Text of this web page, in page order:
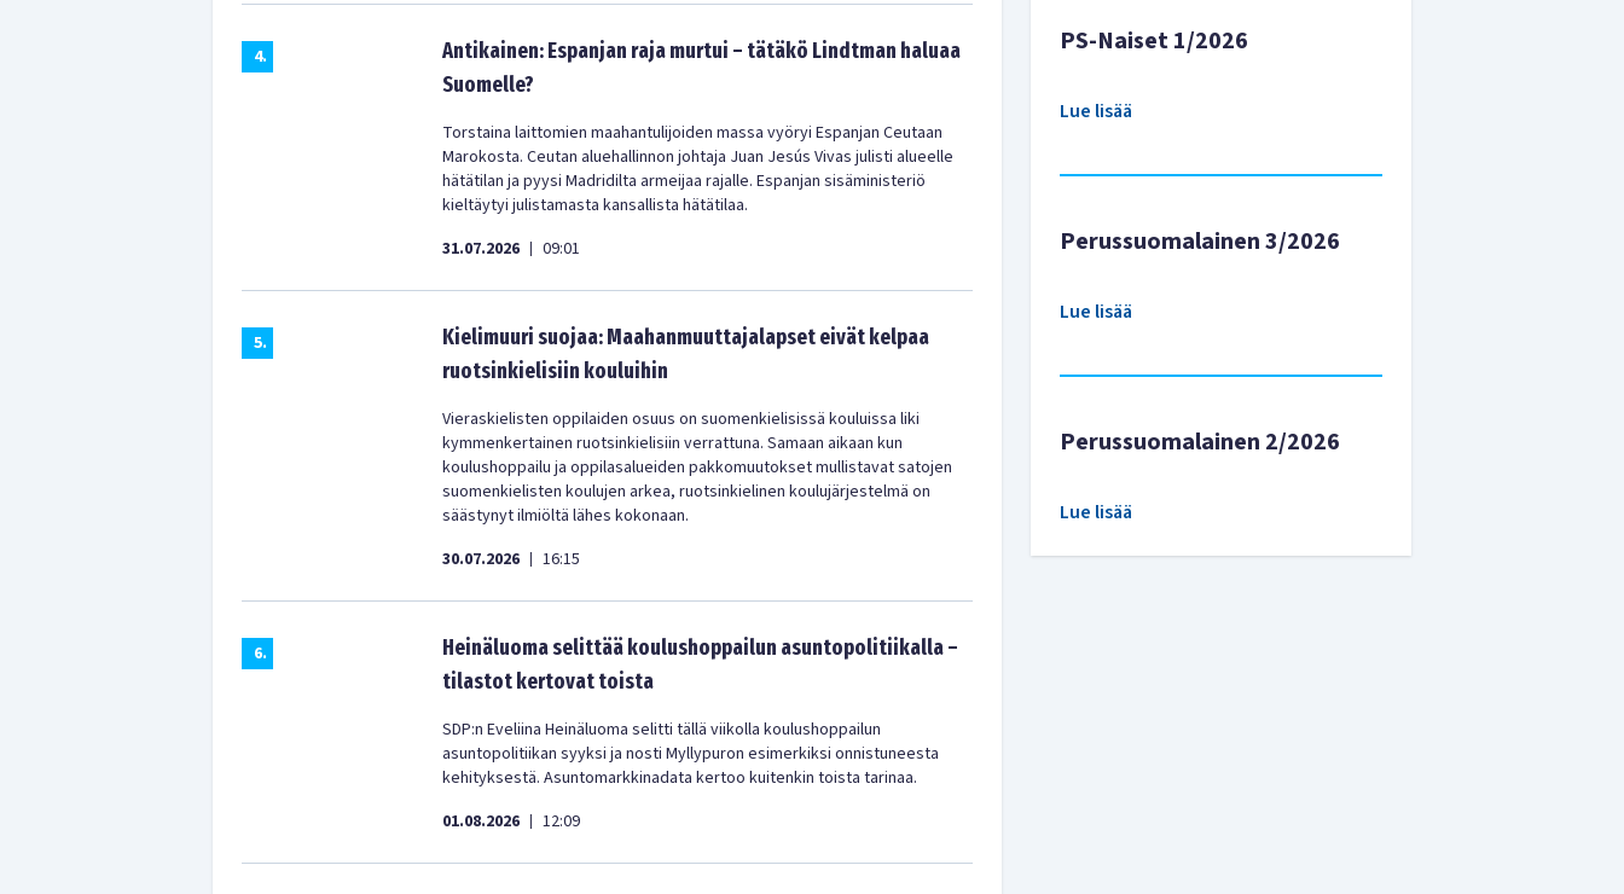
4.
Antikainen: Espanjan raja murtui – tätäkö Lindtman haluaa
Suomelle?
Torstaina laittomien maahantulijoiden massa vyöryi Espanjan Ceutaan
Marokosta. Ceutan aluehallinnon johtaja Juan Jesús Vivas julisti alueelle
hätätilan ja pyysi Madridilta armeijaa rajalle. Espanjan sisäministeriö
kieltäytyi julistamasta kansallista hätätilaa.
31.07.2026 | 09:01
5.
Kielimuuri suojaa: Maahanmuuttajalapset eivät kelpaa
ruotsinkielisiin kouluihin
Vieraskielisten oppilaiden osuus on suomenkielisissä kouluissa liki
kymmenkertainen ruotsinkielisiin verrattuna. Samaan aikaan kun
koulushoppailu ja oppilasalueiden pakkomuutokset mullistavat satojen
suomenkielisten koulujen arkea, ruotsinkielinen koulujärjestelmä on
säästynyt ilmiöltä lähes kokonaan.
30.07.2026 | 16:15
6.
Heinäluoma selittää koulushoppailun asuntopolitiikalla –
tilastot kertovat toista
SDP:n Eveliina Heinäluoma selitti tällä viikolla koulushoppailun
asuntopolitiikan syyksi ja nosti Myllypuron esimerkiksi onnistuneesta
kehityksestä. Asuntomarkkinadata kertoo kuitenkin toista tarinaa.
01.08.2026 | 12:09
PS-Naiset 1/2026
Lue lisää
Perussuomalainen 3/2026
Lue lisää
Perussuomalainen 2/2026
Lue lisää